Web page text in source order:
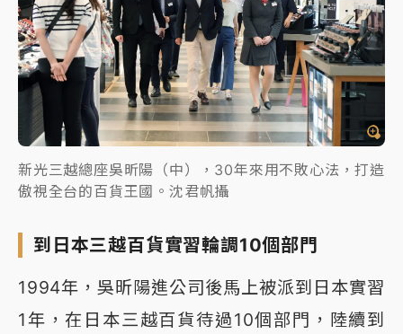
新光三越總座吳昕陽（中），30年來用不敗心法，打造
傲視全台的百貨王國。沈君帆攝
到日本三越百貨實習輪調10個部門
1994年，吳昕陽進公司後馬上被派到日本實習
1年，在日本三越百貨待過10個部門，陸續到